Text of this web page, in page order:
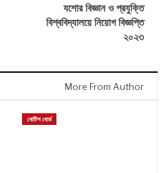
যশোর বিজ্ঞান ও প্রযুক্তি
বিশ্ববিদ্যালয়ে নিয়োগ বিজ্ঞপ্তি
২০২৩
More From Author
নোটিশ বোর্ড